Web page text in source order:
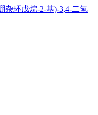
杂环戊烷-2-基)-3,4-二氢